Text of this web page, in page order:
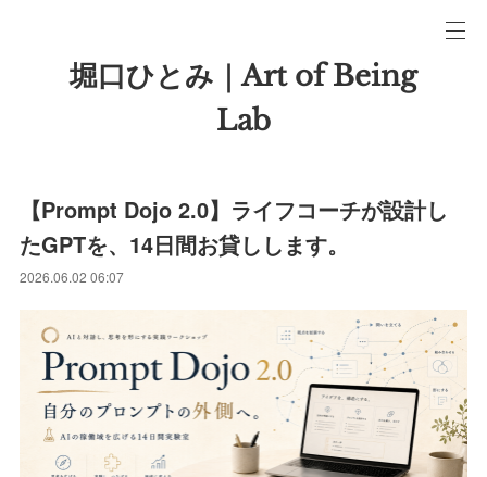
堀口ひとみ｜Art of Being
Lab
【Prompt Dojo 2.0】ライフコーチが設計し
たGPTを、14日間お貸しします。
2026.06.02 06:07